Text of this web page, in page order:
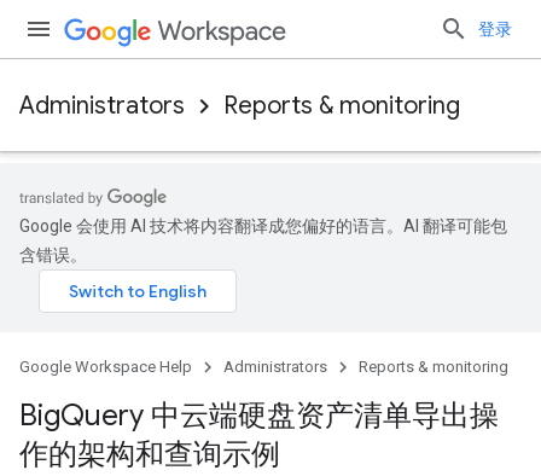
登录
Administrators Reports & monitoring
Google 会使用 AI 技术将内容翻译成您偏好的语言。AI 翻译可能包
含错误。
Google Workspace Help Administrators Reports & monitoring
BigQuery 中云端硬盘资产清单导出操
作的架构和查询示例